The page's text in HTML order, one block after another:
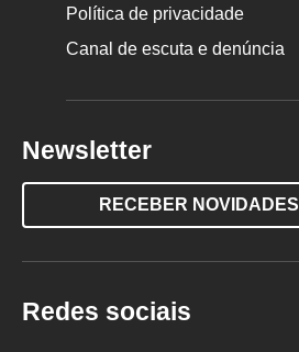
Política de privacidade
Canal de escuta e denúncia
Newsletter
RECEBER NOVIDADES
Redes sociais